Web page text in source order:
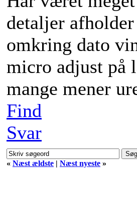
detaljer
omkring dato
micro adjust på
mange mener
Find
Svar
« Næst ældste | Næst nyeste »